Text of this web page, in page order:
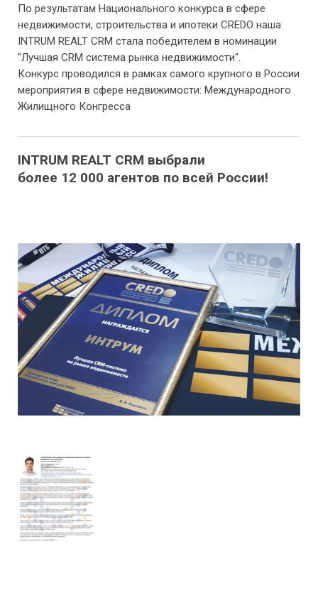
По результатам Национального конкурса в сфере
недвижимости, строительства и ипотеки CREDO наша
INTRUM REALT CRM стала победителем в номинации
"Лучшая CRM система рынка недвижимости".
Конкурс проводился в рамках самого крупного в России
мероприятия в сфере недвижимости: Международного
Жилищного Конгресса
INTRUM REALT CRM выбрали
более 12 000 агентов по всей России!